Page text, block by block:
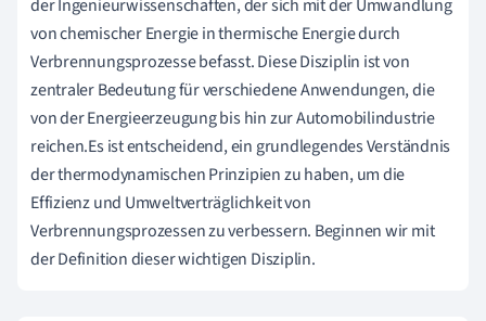
der Ingenieurwissenschaften, der sich mit der Umwandlung
von chemischer Energie in thermische Energie durch
Verbrennungsprozesse befasst. Diese Disziplin ist von
zentraler Bedeutung für verschiedene Anwendungen, die
von der Energieerzeugung bis hin zur Automobilindustrie
reichen.Es ist entscheidend, ein grundlegendes Verständnis
der thermodynamischen Prinzipien zu haben, um die
Effizienz und Umweltverträglichkeit von
Verbrennungsprozessen zu verbessern. Beginnen wir mit
der Definition dieser wichtigen Disziplin.